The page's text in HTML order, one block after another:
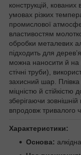
конструкцій,
умовах різких
промислової
властивостям
обробки металевих
підходить для
можна наносити й на
стічні труби),
захисний шар.
міцністю й стійкістю
зберігаючи зовнішній
впродовж тривалого
Характеристики:
Основа: алкідна